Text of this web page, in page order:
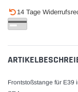
wird
zum
hinzugefügt
14 Tage
Frontstoßstange für E39